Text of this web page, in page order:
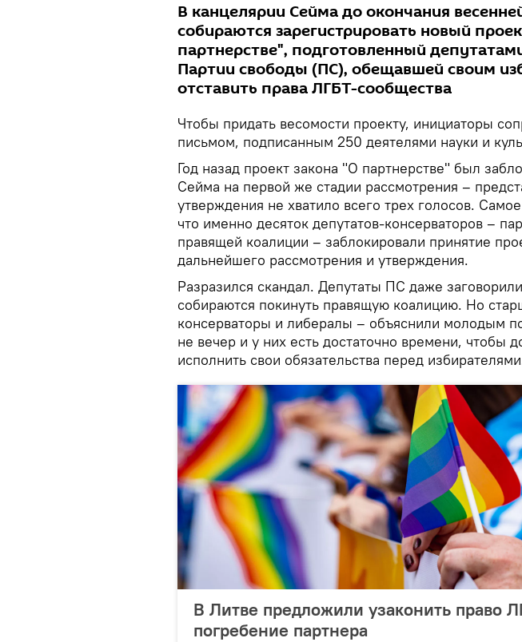
В канцелярии Сейма до окончания
собираются зарегистрировать новый
партнерстве", подготовленный
Партии свободы (ПС), обещавшей своим
отставить права ЛГБТ-сообщества
Чтобы придать весомости проекту, инициаторы
письмом, подписанным 250 деятелями науки и
Год назад проект закона "О партнерстве" был
Сейма на первой же стадии рассмотрения –
утверждения не хватило всего трех голосов.
что именно десяток депутатов-консерваторов –
правящей коалиции – заблокировали принятие
дальнейшего рассмотрения и утверждения.
Разразился скандал. Депутаты ПС даже
собираются покинуть правящую коалицию. Но
консерваторы и либералы – объяснили молодым
не вечер и у них есть достаточно времени, чтобы
исполнить свои обязательства перед
В Литве предложили узаконить право
погребение партнера